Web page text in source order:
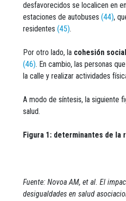
desfavorecidos se localicen en
estaciones de autobuses (44),
residentes (45).
Por otro lado, la cohesión social
(46). En cambio, las personas
la calle y realizar actividades
A modo de síntesis, la siguiente
salud.
Figura 1: determinantes de la
Fuente: Novoa AM, et al. El
desigualdades en salud